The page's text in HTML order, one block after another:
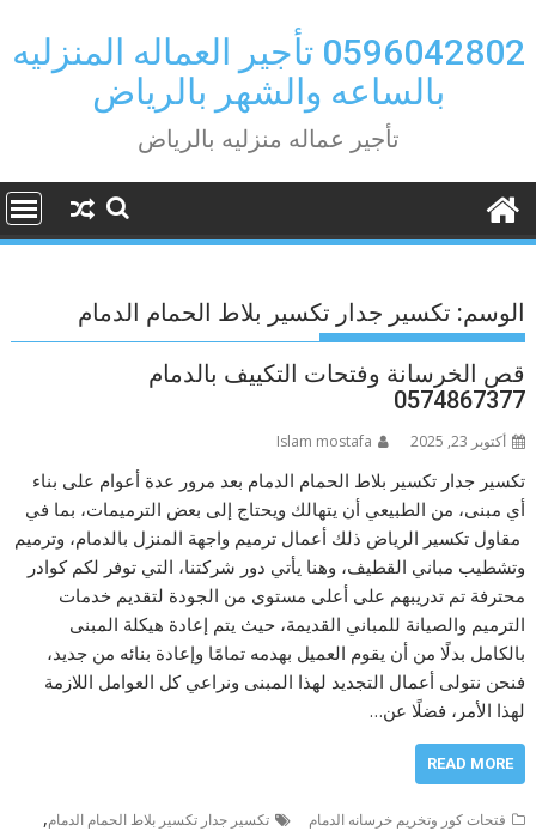
to
content
0596042802 تأجير العماله المنزليه
بالساعه والشهر بالرياض
تأجير عماله منزليه بالرياض
الوسم: تكسير جدار تكسير بلاط الحمام الدمام
قص الخرسانة وفتحات التكييف بالدمام
0574867377
أكتوبر 23, 2025 Islam mostafa
تكسير جدار تكسير بلاط الحمام الدمام بعد مرور عدة أعوام على بناء
أي مبنى، من الطبيعي أن يتهالك ويحتاج إلى بعض الترميمات، بما في
مقاول تكسير الرياض ذلك أعمال ترميم واجهة المنزل بالدمام، وترميم
وتشطيب مباني القطيف، وهنا يأتي دور شركتنا، التي توفر لكم كوادر
محترفة تم تدريبهم على أعلى مستوى من الجودة لتقديم خدمات
الترميم والصيانة للمباني القديمة، حيث يتم إعادة هيكلة المبنى
بالكامل بدلًا من أن يقوم العميل بهدمه تمامًا وإعادة بنائه من جديد،
فنحن نتولى أعمال التجديد لهذا المبنى ونراعي كل العوامل اللازمة
لهذا الأمر، فضلًا عن…
READ MORE
فتحات كور وتخريم خرسانه الدمام تكسير جدار تكسير بلاط الحمام الدمام,